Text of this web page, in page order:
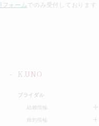
フォームでのみ受付しております
K.UNO
ブライダル
結婚指輪
婚約指輪